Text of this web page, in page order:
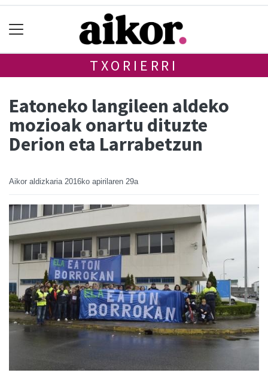
TXORIERRI
Eatoneko langileen aldeko
mozioak onartu dituzte
Derion eta Larrabetzun
Aikor aldizkaria 2016ko apirilaren 29a